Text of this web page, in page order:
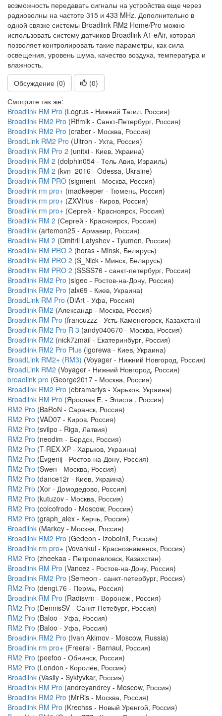
возможность передавать сигналы на устройства еще через
радиоволны на частоте 315 и 433 MHz. Дополнительно в
одной связке системы Broadlink RM2 Home/Pro можно
использовать систему датчиков Broadlink A1 eAir, которая
позволяет контролировать такие параметры, как сила
освещения, уровень шума, качество воздуха, температура и
влажность.
Обсуждение (0)
(0)
Смотрите так же:
Broadlink RM Pro (Logrus - Нижний Тагил, Россия)
Broadlink RM2 Pro (Rifmik - Санкт-Петербург, Россия)
Broadlink RM2 Pro (craber - Москва, Россия)
BroadLink RM2 Pro (Ultron - Ухта, Россия)
Broadlink RM Pro 2 (unitxi - Киев, Украина)
Broadlink RM 2 (dolphin054 - Тель Авив, Израиль)
Broadlink RM 2 (kvn_2016 - Odessa, Ukraine)
Broadlink RM PRO (sigment - Москва, Россия)
Broadlink rm pro+ (madkeeper - Тюмень, Россия)
Broadlink rm pro+ (ZXVIrus - Киров, Россия)
Broadlink rm pro+ (Сергей - Красноярск, Россия)
Broadlink RM 2 (Сергей - Красноярск, Россия)
Broadlink (artemon25 - Армавир, Россия)
Broadlink RM 2 (Dmitrii Latyshev - Tyumen, Россия)
Broadlink RM PRO 2 (horas - Minsk, Беларусь)
Broadlink RM PRO 2 (S_Nick - Минск, Беларусь)
Broadlink RM PRO 2 (SSSS76 - санкт-петербург, Россия)
Broadlink RM2 Pro (slgeo - Ростов-на-Дону, Россия)
Broadlink RM2 Pro (alx69 - Киев, Украина)
BroadLink RM Pro (DiArt - Уфа, Россия)
Broadlink RM2 (Александр - Москва, Россия)
Broadlink RM Pro (francuzzz - Усть-Каменогорск, Казахстан)
Broadlink RM2 Pro R 3 (andy040670 - Москва, Россия)
Broadlink RM2 (nick7zmail - Екатеринбург, Россия)
Broadlink RM2 Pro Plus (igorewa - Киев, Украина)
BroadLink RM2+ (RM3) (Voyager - Нижний Новгород, Россия)
BroadLink RM2 (Voyager - Нижний Новгород, Россия)
broadlink pro (George2017 - Москва, Россия)
Broadlink RM2 Pro (ebramariys - Харьков, Украина)
Broadlink RM Pro (Ярослав Е. - Элиста , Россия)
RM2 Pro (BaRoN - Саранск, Россия)
RM2 Pro (VAD07 - Киров, Россия)
RM2 Pro (svilpo - Riga, Латвия)
RM2 Pro (neodim - Бердск, Россия)
RM2 Pro (T-REX-XP - Харьков, Украина)
RM2 Pro (Evgenij - Ростов-на-Дону, Россия)
RM2 Pro (Swen - Москва, Россия)
RM2 Pro (dance12r - Киев, Украина)
RM2 Pro (Xor - Домодедово, Россия)
RM2 Pro (kutuzov - Москва, Россия)
RM2 Pro (colcofrodo - Moscow, Россия)
RM2 Pro (graph_alex - Керчь, Россия)
Broadlink (Markey - Москва, Россия)
Broadlink RM2 Pro (Gedeon - Izobolnii, Россия)
Broadlink rm pro+ (Vovankul - Краснознаменск, Россия)
RM2 Pro (zheekaa - Петропавловск, Казахстан)
Broadlink RM Pro (Vancez - Ростов-на-Дону, Россия)
Broadlink RM2 Pro (Semeon - санкт-петербург, Россия)
RM2 Pro (dengi.76 - Пермь, Россия)
Broadlink RM Pro (Radisvrn - Воронеж , Россия)
RM2 Pro (DennisSV - Санкт-Петебург, Россия)
RM2 Pro (Baloo - Уфа, Россия)
RM2 Pro (Baloo - Уфа, Россия)
Broadlink RM2 Pro (Ivan Akimov - Moscow, Russia)
Broadlink rm pro+ (Freerai - Barnaul, Россия)
RM2 Pro (peefoo - Обнинск, Россия)
RM2 Pro (London - Королёв, Россия)
Broadlink (Vasily - Syktyvkar, Россия)
Broadlink RM Pro (andreyandrey - Moscow, Россия)
Broadlink RM2 Pro (MrRis - Москва, Россия)
Broadlink RM Pro (Krechss - Новый Уренгой, Россия)